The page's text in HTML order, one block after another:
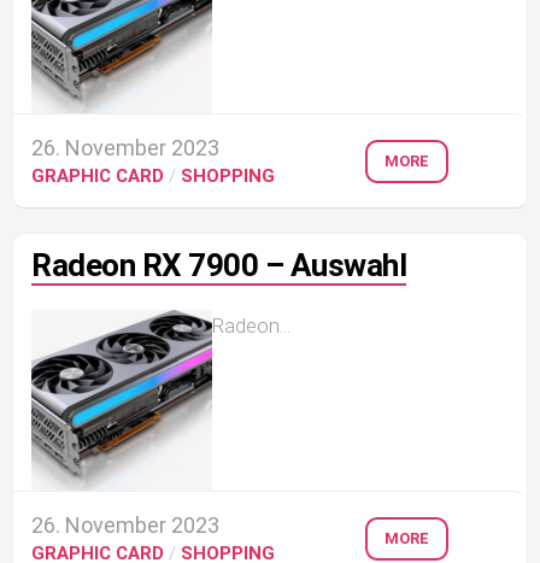
26. November 2023
GRAPHIC CARD / SHOPPING
MORE
Radeon RX 7900 – Auswahl
Radeon...
26. November 2023
GRAPHIC CARD / SHOPPING
MORE